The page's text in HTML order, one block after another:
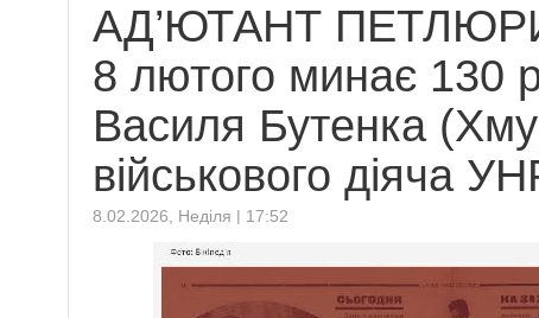
АД’ЮТАНТ
8 лютого минає 130
Василя Бутенка
військового діяча
8.02.2026, Неділя | 17:52